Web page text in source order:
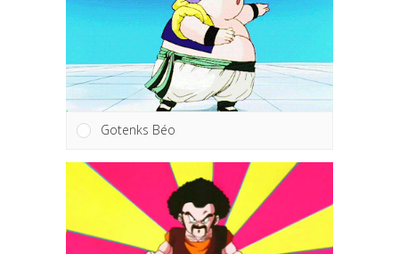
Gotenks Béo